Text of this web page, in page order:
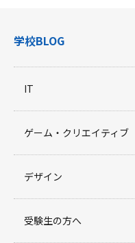
学校BLOG
IT
ゲーム・クリエイティブ
デザイン
受験生の方へ